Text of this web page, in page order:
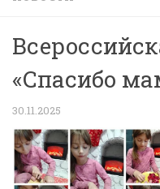
«Спасибо
30.11.2025